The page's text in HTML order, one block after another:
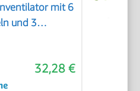
mit 6
und 3
Box
Weiß
32,28 €